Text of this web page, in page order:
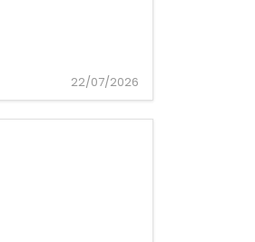
22/07/2026